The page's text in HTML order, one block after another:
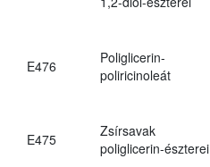
E476
Poliglicerin-
poliricinoleát
E475
Zsírsavak
poliglicerin-észterei